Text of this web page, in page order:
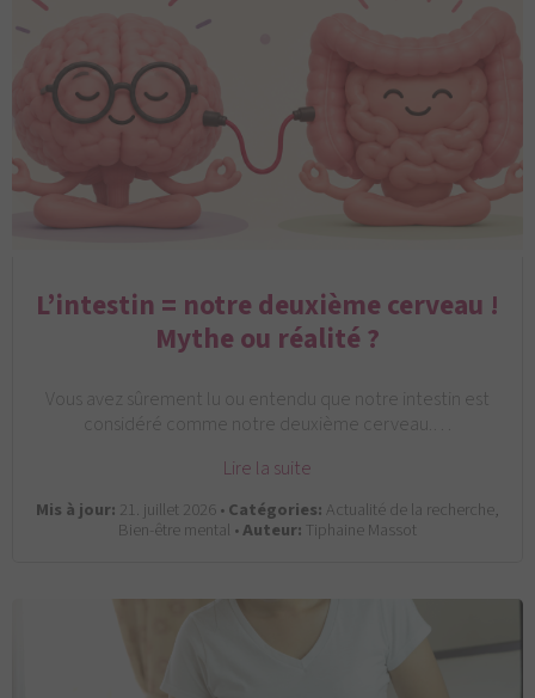
L’intestin = notre deuxième cerveau !
Mythe ou réalité ?
Vous avez sûrement lu ou entendu que notre intestin est
considéré comme notre deuxième cerveau.…
Lire la suite
Mis à jour: 21. juillet 2026 •Catégories: Actualité de la recherche,
Bien-être mental •Auteur: Tiphaine Massot